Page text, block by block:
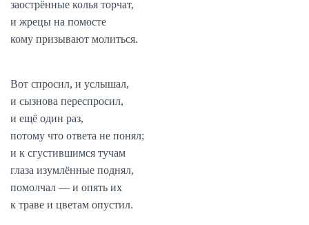
заострённые колья торчат,
и жрецы на помосте
кому призывают молиться.
Вот спросил, и услышал,
и сызнова переспросил,
и ещё один раз,
потому что ответа не понял;
и к сгустившимся тучам
глаза изумлённые поднял,
помолчал — и опять их
к траве и цветам опустил.